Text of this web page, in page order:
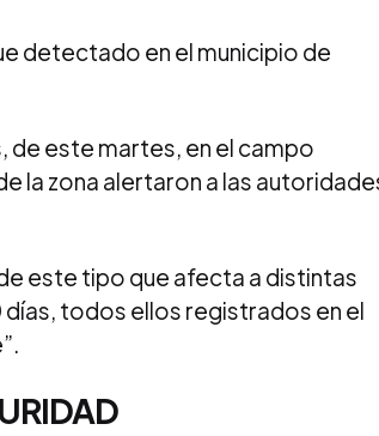
detectado en el municipio de
de este martes, en el campo
la zona alertaron a las
este tipo que afecta a distintas
días, todos ellos registrados en el